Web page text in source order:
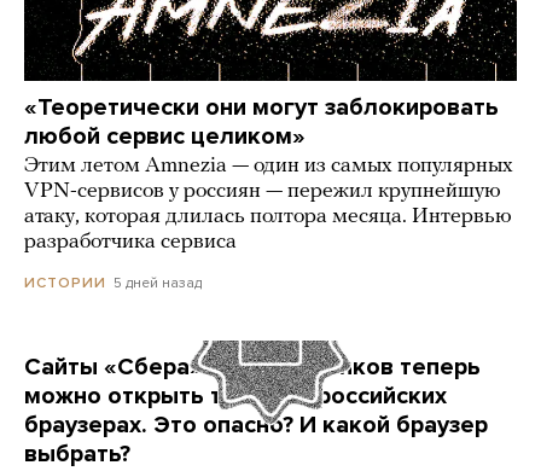
«Теоретически они могут заблокировать
любой сервис целиком»
Этим летом Amnezia — один из самых популярных
VPN-сервисов у россиян — пережил крупнейшую
атаку, которая длилась полтора месяца. Интервью
разработчика сервиса
ИСТОРИИ 5 дней назад
Сайты «Сбера» и других банков теперь
можно открыть только в российских
браузерах. Это опасно? И какой браузер
выбрать?